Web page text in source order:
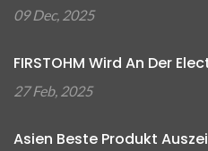
09 Dec, 2025
FIRSTOHM Wird An Der
27 Feb, 2025
Asien Beste Produkt